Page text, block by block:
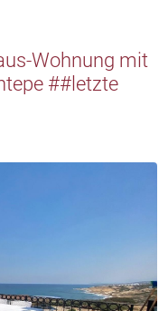
Wohnung mit
##letzte